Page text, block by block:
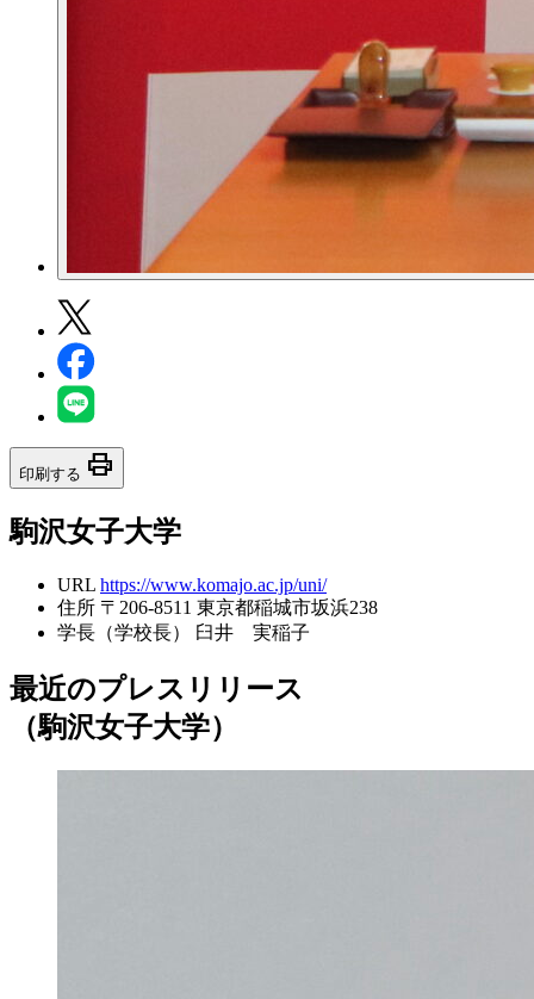
印刷する print
駒沢女子大学
URL https://www.komajo.ac.jp/uni/
住所 〒206-8511 東京都稲城市坂浜238
学長（学校長）
臼井 実稲子
最近のプレスリリース
（駒沢女子大学）